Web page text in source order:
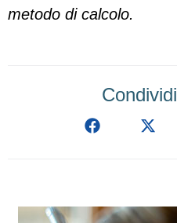
metodo di calcolo.